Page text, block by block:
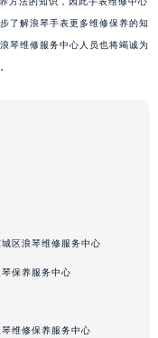
了解浪琴手表更多维修保养的知
琴维修服务中心人员也将竭诚为
城区浪琴维修服务中心
保养服务中心
维修保养服务中心